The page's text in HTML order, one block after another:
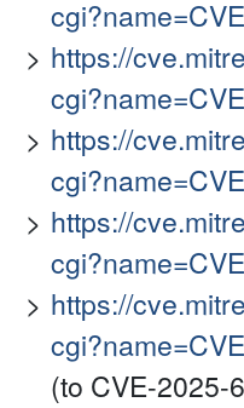
https://
https://
https://
https://
(to CVE-2025-